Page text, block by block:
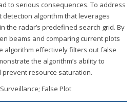
to serious consequences. To address
algorithm that leverages
the radar’s predefined search grid. By
beams and comparing current plots
algorithm effectively filters out false
the algorithm’s ability to
resource saturation.
False Plot